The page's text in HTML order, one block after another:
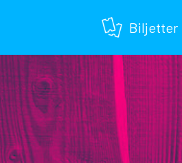
Biljetter